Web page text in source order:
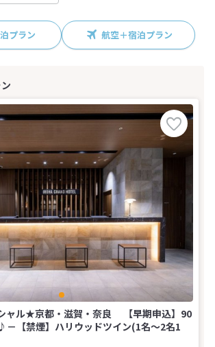
プラン 航空＋宿泊プラン
ャル★京都・滋賀・奈良 【早期申込】90
－【禁煙】ハリウッドツイン(1名～2名1